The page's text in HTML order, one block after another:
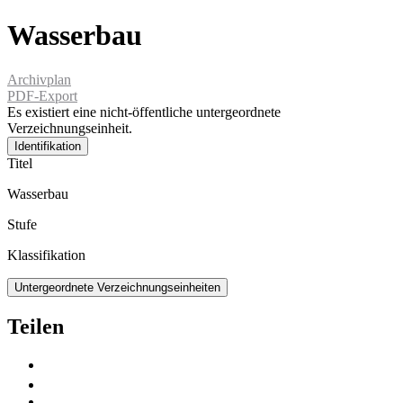
Wasserbau
Archivplan
PDF-Export
Es existiert eine nicht-öffentliche untergeordnete
Verzeichnungseinheit.
Identifikation
Titel
Wasserbau
Stufe
Klassifikation
Untergeordnete Verzeichnungseinheiten
Teilen